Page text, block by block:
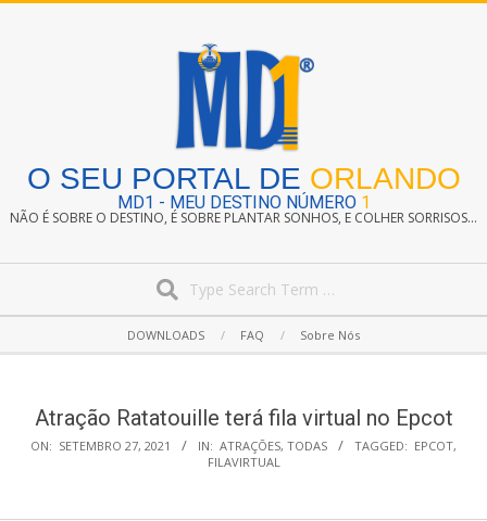
O SEU PORTAL DE ORLANDO
MD1 - MEU DESTINO NÚMERO 1
NÃO É SOBRE O DESTINO, É SOBRE PLANTAR SONHOS, E COLHER SORRISOS...
Navigation
DOWNLOADS FAQ Sobre Nós
Atração Ratatouille terá fila virtual no Epcot
ON: SETEMBRO 27, 2021 IN: ATRAÇÕES, TODAS TAGGED: EPCOT,
FILAVIRTUAL